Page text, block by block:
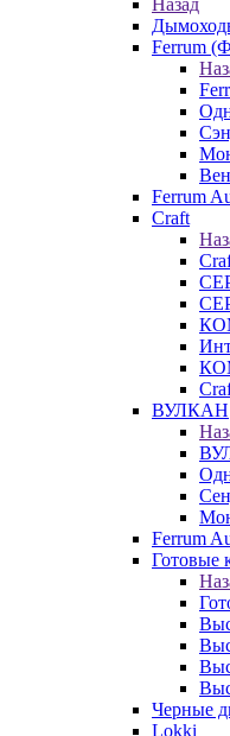
Назад
Ferrum
Ferrum
Craft
ВУЛКАН
Ferrum
Готовые
Черные
Lokki